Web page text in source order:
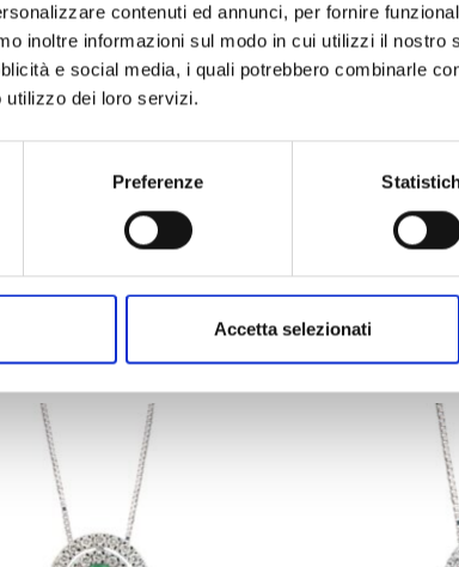
contenuti ed annunci, per fornire
inoltre informazioni sul modo in cui utilizzi il nostro
e social media, i quali potrebbero combinarle
utilizzo dei loro servizi.
Preferenze
Accetta selezionati
Descrizione Informazioni
Prodotti Correlati